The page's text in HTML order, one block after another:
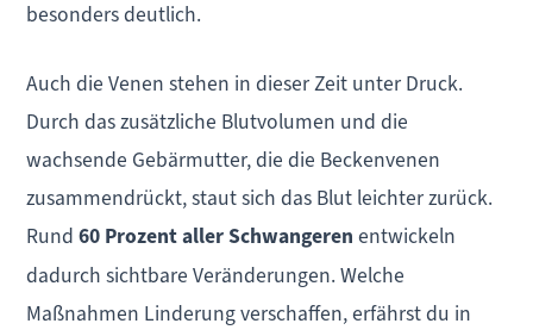
besonders deutlich.
Auch die Venen stehen in dieser Zeit unter Druck.
Durch das zusätzliche Blutvolumen und die
wachsende Gebärmutter, die die Beckenvenen
zusammendrückt, staut sich das Blut leichter zurück.
Rund60 Prozent aller Schwangeren entwickeln
dadurch sichtbare Veränderungen. Welche
Maßnahmen Linderung verschaffen, erfährst du in